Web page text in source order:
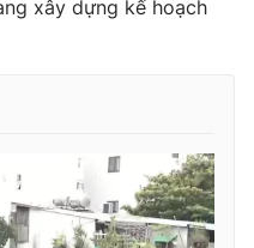
xây dựng kế hoạch